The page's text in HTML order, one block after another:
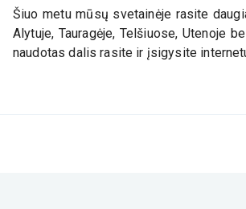
Šiuo metu mūsų svetainėje rasite
Alytuje, Tauragėje, Telšiuose, Utenoje
naudotas dalis rasite ir įsigysite